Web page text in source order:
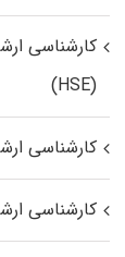
کارشناسی
(HSE)
کارشناسی
کارشناسی